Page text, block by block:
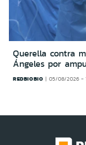
Querella contra
Ángeles por
REDBIOBIO 05/08/2026 -